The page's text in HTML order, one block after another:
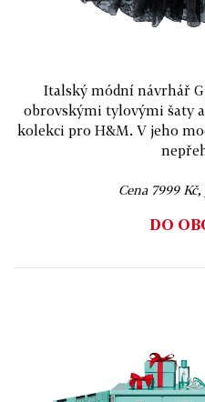
Italský módní návrhář
obrovskými tylovými šaty
kolekci pro H&M. V jeho
Cena 7999
DO